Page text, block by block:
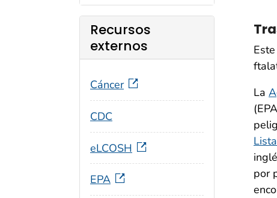
La
por
Recursos
externos
Cáncer
CDC
eLCOSH
EPA